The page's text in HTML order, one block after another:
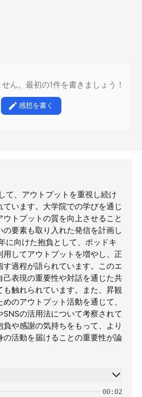
ん。最初の1件を書きましょう！
感想を書く
て、アウトプットを重視し続け
ています。大学院での学びを通じ
ウトプットの質を向上させること
の要素も取り入れた発信を計画し
に向けた抱負として、ポッドキ
用してアウトプットを増やし、正
す過程が語られています。このエ
己表現の重要性や対話を通じた共
も触れられています。また、昇観
のアウトプット活動を通じて、
SNSの活用法について考察されて
負や感謝の気持ちをもって、より
の活動を届けることの重要性が論
00:02